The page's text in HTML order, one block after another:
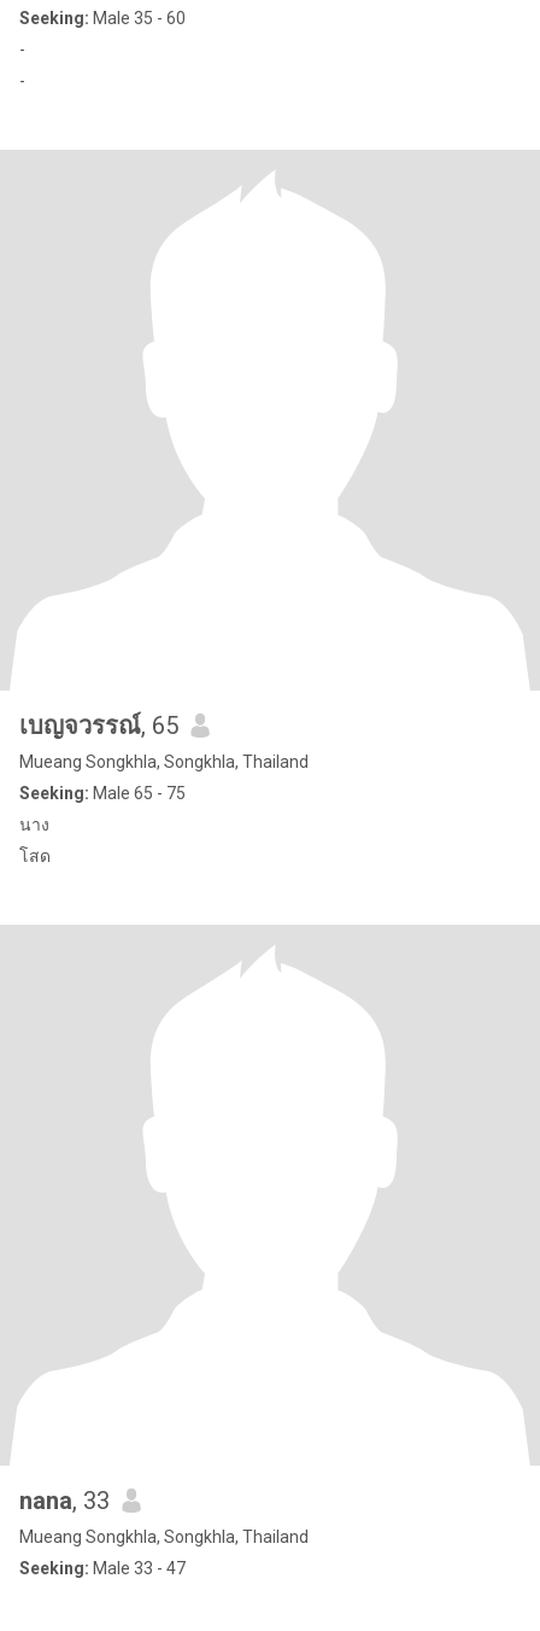
Seeking: Male 35 - 60
-
-
เบญจวรรณ์, 65
Mueang Songkhla, Songkhla, Thailand
Seeking: Male 65 - 75
นาง
โสด
nana, 33
Mueang Songkhla, Songkhla, Thailand
Seeking: Male 33 - 47